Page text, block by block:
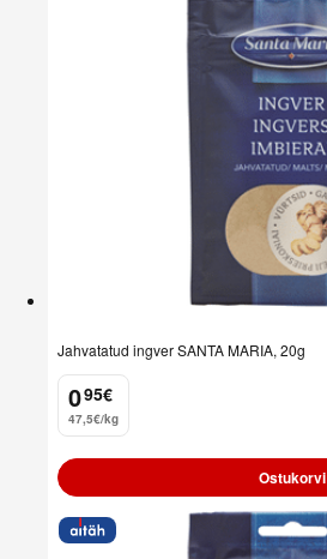
Jahvatatud ingver SANTA MARIA, 20g
0
. 95€
47,5€/kg
Ostukorvi